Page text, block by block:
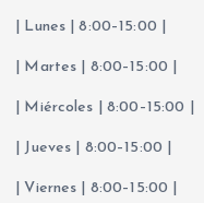
| Lunes | 8:00–15:00 |
| Martes | 8:00–15:00 |
| Miércoles | 8:00–15:00 |
| Jueves | 8:00–15:00 |
| Viernes | 8:00–15:00 |